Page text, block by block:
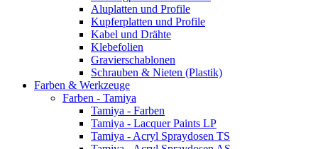
Aluplatten und Profile
Kupferplatten und Profile
Kabel und Drähte
Klebefolien
Gravierschablonen
Schrauben & Nieten (Plastik)
Farben & Werkzeuge
Farben - Tamiya
Tamiya - Farben
Tamiya - Lacquer Paints LP
Tamiya - Acryl Spraydosen TS